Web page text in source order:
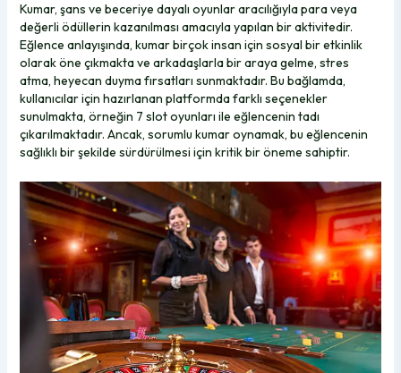
Kumar, şans ve beceriye dayalı oyunlar aracılığıyla para veya
değerli ödüllerin kazanılması amacıyla yapılan bir aktivitedir.
Eğlence anlayışında, kumar birçok insan için sosyal bir etkinlik
olarak öne çıkmakta ve arkadaşlarla bir araya gelme, stres
atma, heyecan duyma fırsatları sunmaktadır. Bu bağlamda,
kullanıcılar için hazırlanan platformda farklı seçenekler
sunulmakta, örneğin 7 slotoyunları ile eğlencenin tadı
çıkarılmaktadır. Ancak, sorumlu kumar oynamak, bu eğlencenin
sağlıklı bir şekilde sürdürülmesi için kritik bir öneme sahiptir.